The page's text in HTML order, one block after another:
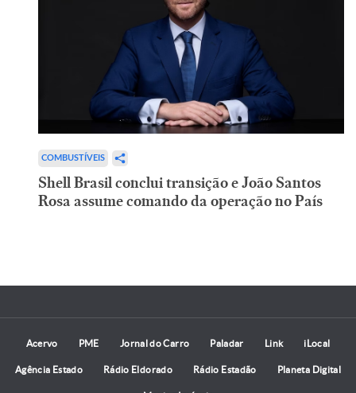
COMBUSTÍVEIS
Shell Brasil conclui transição e João Santos
Rosa assume comando da operação no País
Acervo PME Jornal do Carro Paladar Link iLocal
Agência Estado Rádio Eldorado Rádio Estadão Planeta Digital